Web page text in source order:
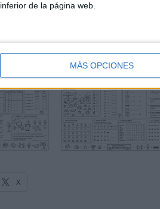
inferior de la página web.
MÁS OPCIONES
X